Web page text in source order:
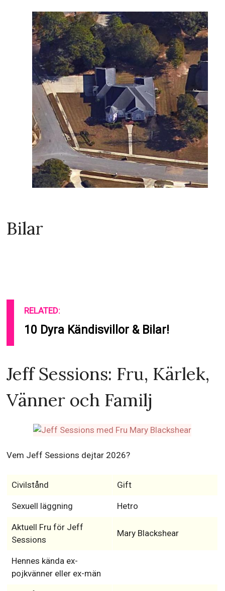
Bilar
RELATED:
10 Dyra Kändisvillor & Bilar!
Jeff Sessions: Fru, Kärlek,
Vänner och Familj
Vem Jeff Sessions dejtar 2026?
Civilstånd Gift
Sexuell läggning Hetro
Aktuell Fru för Jeff
Sessions
Mary Blackshear
Hennes kända ex-
pojkvänner eller ex-män